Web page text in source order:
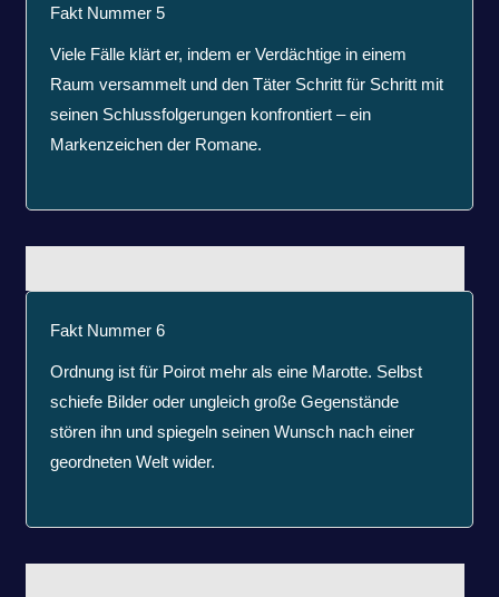
Fakt Nummer 5
Viele Fälle klärt er, indem er Verdächtige in einem
Raum versammelt und den Täter Schritt für Schritt mit
seinen Schlussfolgerungen konfrontiert – ein
Markenzeichen der Romane.
Fakt Nummer 6
Ordnung ist für Poirot mehr als eine Marotte. Selbst
schiefe Bilder oder ungleich große Gegenstände
stören ihn und spiegeln seinen Wunsch nach einer
geordneten Welt wider.